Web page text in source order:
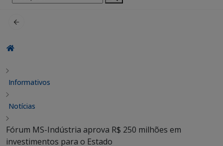
por:
Informativos
Notícias
Fórum MS-Indústria aprova R$ 250 milhões em
investimentos para o Estado